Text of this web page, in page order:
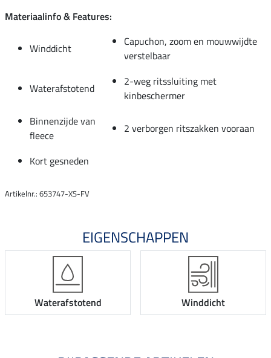
Materiaalinfo & Features:
Winddicht
Capuchon, zoom en mouwwijdte
verstelbaar
Waterafstotend
2-weg ritssluiting met
kinbeschermer
Binnenzijde van
fleece
2 verborgen ritszakken vooraan
Kort gesneden
Artikelnr.: 653747-XS-FV
EIGENSCHAPPEN
Waterafstotend Winddicht